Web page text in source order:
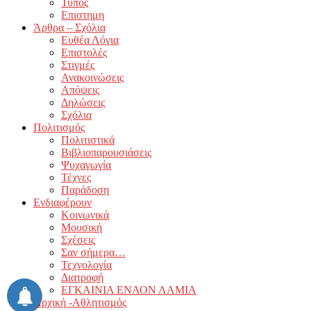
Τύπος
Επιστημη
Άρθρα – Σχόλια
Ευθέα Λόγια
Επιστολές
Στιγμές
Ανακοινώσεις
Απόψεις
Δηλώσεις
Σχόλια
Πολιτισμός
Πολιτιστικά
Βιβλιοπαρουσιάσεις
Ψυχαγωγία
Τέχνες
Παράδοση
Ενδιαφέρουν
Κοινωνικά
Μουσική
Σχέσεις
Σαν σήμερα…
Τεχνολογία
Διατροφή
ΕΓΚΑΙΝΙΑ ΕΝΑΟΝ ΛΑΜΙΑ
Αρχική -Αθλητισμός